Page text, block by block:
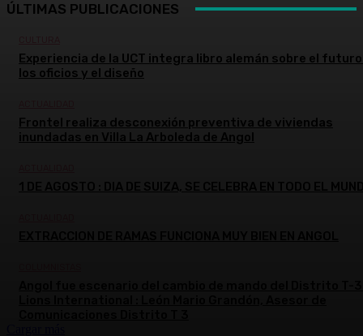
ÚLTIMAS PUBLICACIONES
Experiencia de la UCT integra libro alemán sobre el
los oficios y el diseño
Frontel realiza desconexión preventiva de viviendas
inundadas en Villa La Arboleda de Angol